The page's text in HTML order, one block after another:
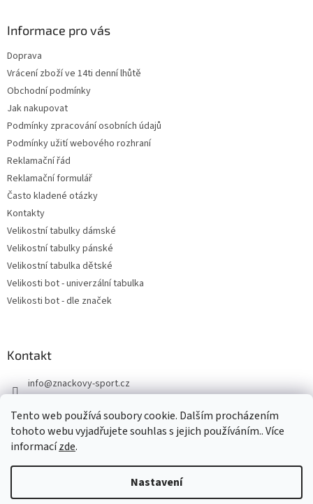
Tento web používá soubory cookie. Dalším procházením
tohoto webu vyjadřujete souhlas s jejich používáním.. Více
informacízde.
Nastavení
Informace pro vás
Doprava
Vrácení zboží ve 14ti denní lhůtě
Obchodní podmínky
Jak nakupovat
Podmínky zpracování osobních údajů
Podmínky užití webového rozhraní
Reklamační řád
Reklamační formulář
Často kladené otázky
Kontakty
Velikostní tabulky dámské
Velikostní tabulky pánské
Velikostní tabulka dětské
Velikosti bot - univerzální tabulka
Velikosti bot - dle značek
Kontakt
info@znackovy-sport.cz
Vytvořil Shoptet